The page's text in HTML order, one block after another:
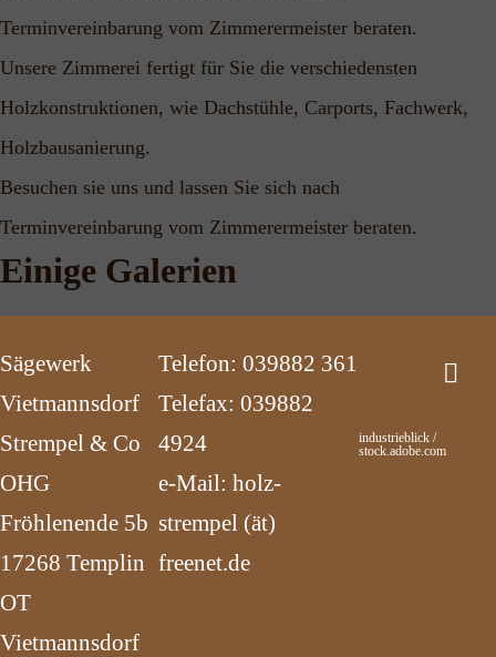
Terminvereinbarung vom Zimmerermeister beraten.
Unsere Zimmerei fertigt für Sie die verschiedensten
Holzkonstruktionen, wie Dachstühle, Carports, Fachwerk,
Holzbausanierung.
Besuchen sie uns und lassen Sie sich nach
Terminvereinbarung vom Zimmerermeister beraten.
Einige Galerien
Sägewerk
Vietmannsdorf
Strempel & Co
OHG
Fröhlenende 5b
17268 Templin
OT
Vietmannsdorf
Telefon: 039882 361
Telefax: 039882
4924
e-Mail: holz-
strempel (ät)
freenet.de
industrieblick /
stock.adobe.com